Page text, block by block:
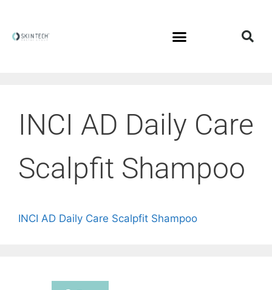
INCI AD Daily Care
Scalpfit Shampoo
INCI AD Daily Care Scalpfit Shampoo